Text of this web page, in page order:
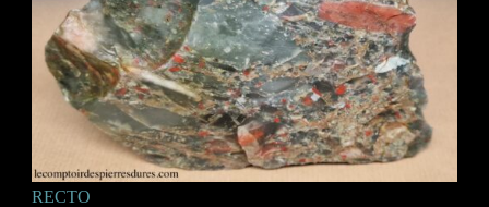
RECTO